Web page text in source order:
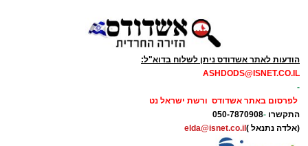
הודעות לאתר אשדודס ניתן לשלוח בדוא"ל:
ASHDODS@ISNET.CO.IL
-
לפרסום באתר אשדודס ורשת ישראל נט
התקשרו -
050-7870908
(אלדה נתנאל ) elda@isnet.co.il